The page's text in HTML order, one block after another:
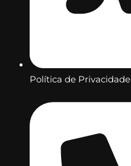
Política de Privacidade